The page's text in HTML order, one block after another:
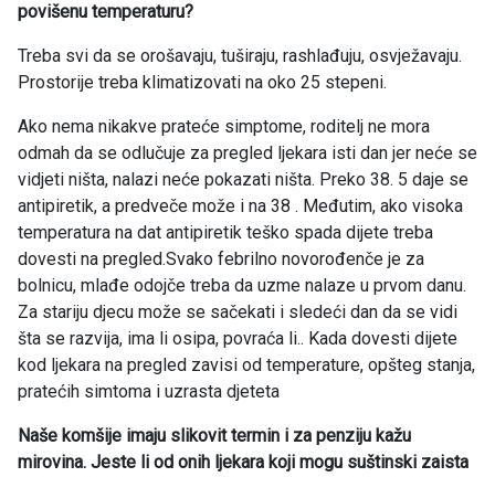
povišenu temperaturu?
Treba svi da se orošavaju, tuširaju, rashlađuju, osvježavaju.
Prostorije treba klimatizovati na oko 25 stepeni.
Ako nema nikakve prateće simptome, roditelj ne mora
odmah da se odlučuje za pregled ljekara isti dan jer neće se
vidjeti ništa, nalazi neće pokazati ništa. Preko 38. 5 daje se
antipiretik, a predveče može i na 38 . Međutim, ako visoka
temperatura na dat antipiretik teško spada dijete treba
dovesti na pregled.Svako febrilno novorođenče je za
bolnicu, mlađe odojče treba da uzme nalaze u prvom danu.
Za stariju djecu može se sačekati i sledeći dan da se vidi
šta se razvija, ima li osipa, povraća li.. Kada dovesti dijete
kod ljekara na pregled zavisi od temperature, opšteg stanja,
pratećih simtoma i uzrasta djeteta
Naše komšije imaju slikovit termin i za penziju kažu
mirovina. Jeste li od onih ljekara koji mogu suštinski zaista